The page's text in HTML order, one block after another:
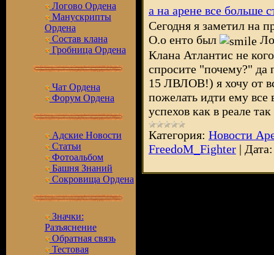
Логово Ордена
Манускрипты
Ордена
Состав клана
Гробница Ордена
Чат Ордена
Форум Ордена
Адские Новости
Статьи
Фотоальбом
Башня Знаний
Сокровища Ордена
Значки:
Разъяснение
Обратная связь
Тестовая
а на арене все больше
Сегодня я заметил на
О.о енто был
Клана Атлантис не
спросите "почему?" да
15 ЛВЛОВ!) я хочу от
пожелать идти ему
успехов как в реале
Категория: Новости
FreedoM_Fighter | Дата: